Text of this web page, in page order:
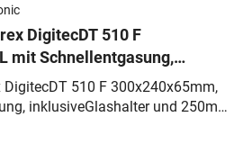
DigitecDT 510 F
mit Schnellentgasung,
250ml TICKOPUR
510 F 300x240x65mm,
inklusiveGlashalter und 250ml